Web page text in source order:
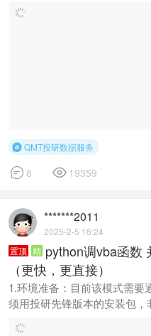
QMT投研数据服务
 8  19359
*******2011
2025-2-5 16:24
置顶 精 python调vba函数
（更快，更直接）
1.环境准备：目前该模式需要
须用投研先锋版本的安装包，